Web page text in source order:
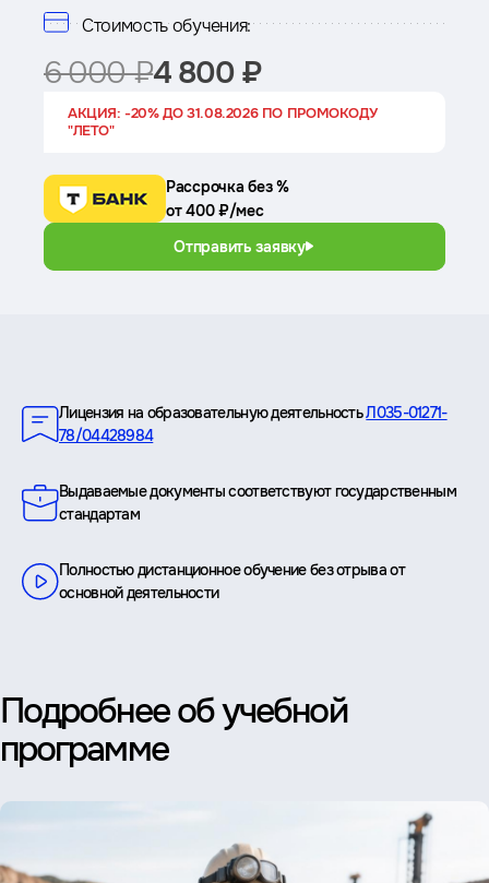
Стоимость обучения:
6 000 ₽4 800 ₽
АКЦИЯ: -20% ДО 31.08.2026 ПО ПРОМОКОДУ
"ЛЕТО"
Рассрочка без %
от 400 ₽/мес
Отправить заявку
Лицензия на образовательную деятельностьЛ035-01271-
78/04428984
Выдаваемые документы соответствуют государственным
стандартам
Полностью дистанционное обучение без отрыва от
основной деятельности
Подробнее об учебной
программе